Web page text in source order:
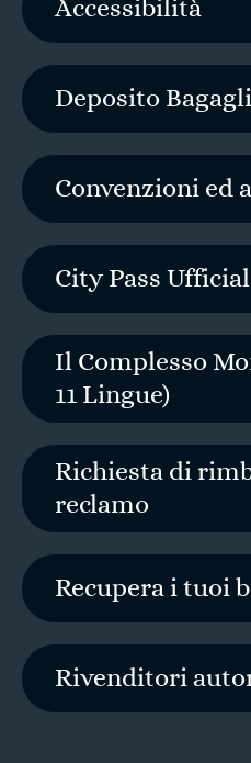
Accessibilità
Deposito Bagagli
Convenzioni ed
City Pass
Il Complesso
11 Lingue)
Richiesta di
reclamo
Recupera i tuoi
Rivenditori